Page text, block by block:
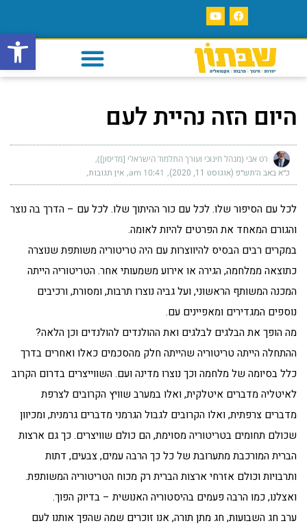
פתח
היום הזה נהיית לעם
רט אבי (מנהל חינוכי ועורך התלמוד הישראלי [מדיסון])
כ״א באב ה׳תש״פ (אוגוסט 11, 2020) 10:41 am אין תגובות
לכל עם הסיפור שלו. לכל עם כור ההיתוך שלו. לכל עם – הדרך בה נוצר
והגורם המאחד את הפרטים להיות לאומה.
במקרים רבים הבסיס להיווצרות עם היה טריטוריה משותפת שנוצרה
כתוצאה ממלחמה, הגירה או אירוע משמעותי אחר. הטריטוריה הייתה
המכנה המשותף הראשוני, ועל גביה נוצרו תרבות, ומסורת, ורכיבים
נוספים המגדירים ומאפיינים עם.
מה הופך את הבלגים לבלגים ואת ההולנדים להולנדים וכן הלאה?
ההתחלה הייתה טריטוריה שהייתה חלק מהסכמים כאלו ואחרים בדרך
כלל בסיומה של מלחמה וכך נוצרו מדינה ועם. השווייצרים בדרום הקרוב
לאיטליה מדברים איטלקית, ואלו במערב שוויץ הקרובים לצרפת
מדברים צרפתית, ואלו הקרובים לגבול הגרמני מדברים גרמנית, ומכיוון
שכולם תחומים בטריטוריה מסוימת, הם כולם שוויצרים. כך גם ארצות
הברית המורכבת מתערובת של כל כך הרבה עמים, צבעים, דתות
ותרבויות וכולם אזרחי ארצות הברית רק מכוח הטריטוריה המשותפת.
ואצלנו, כמו הרבה פעמים בהיסטוריה האנושית – בדיוק הפוך.
ערב חג השבועות, חג מתן תורה, אנו זוכרים שמה שהפך אותנו לעם